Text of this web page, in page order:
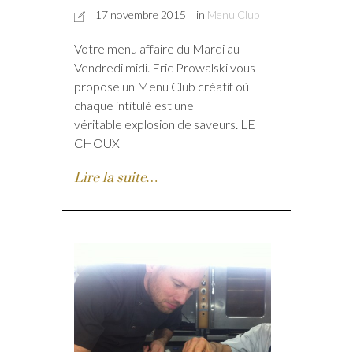
17 novembre 2015 in Menu Club
Votre menu affaire du Mardi au
Vendredi midi. Eric Prowalski vous
propose un Menu Club créatif où
chaque intitulé est une
véritable explosion de saveurs. LE
CHOUX
Lire la suite…